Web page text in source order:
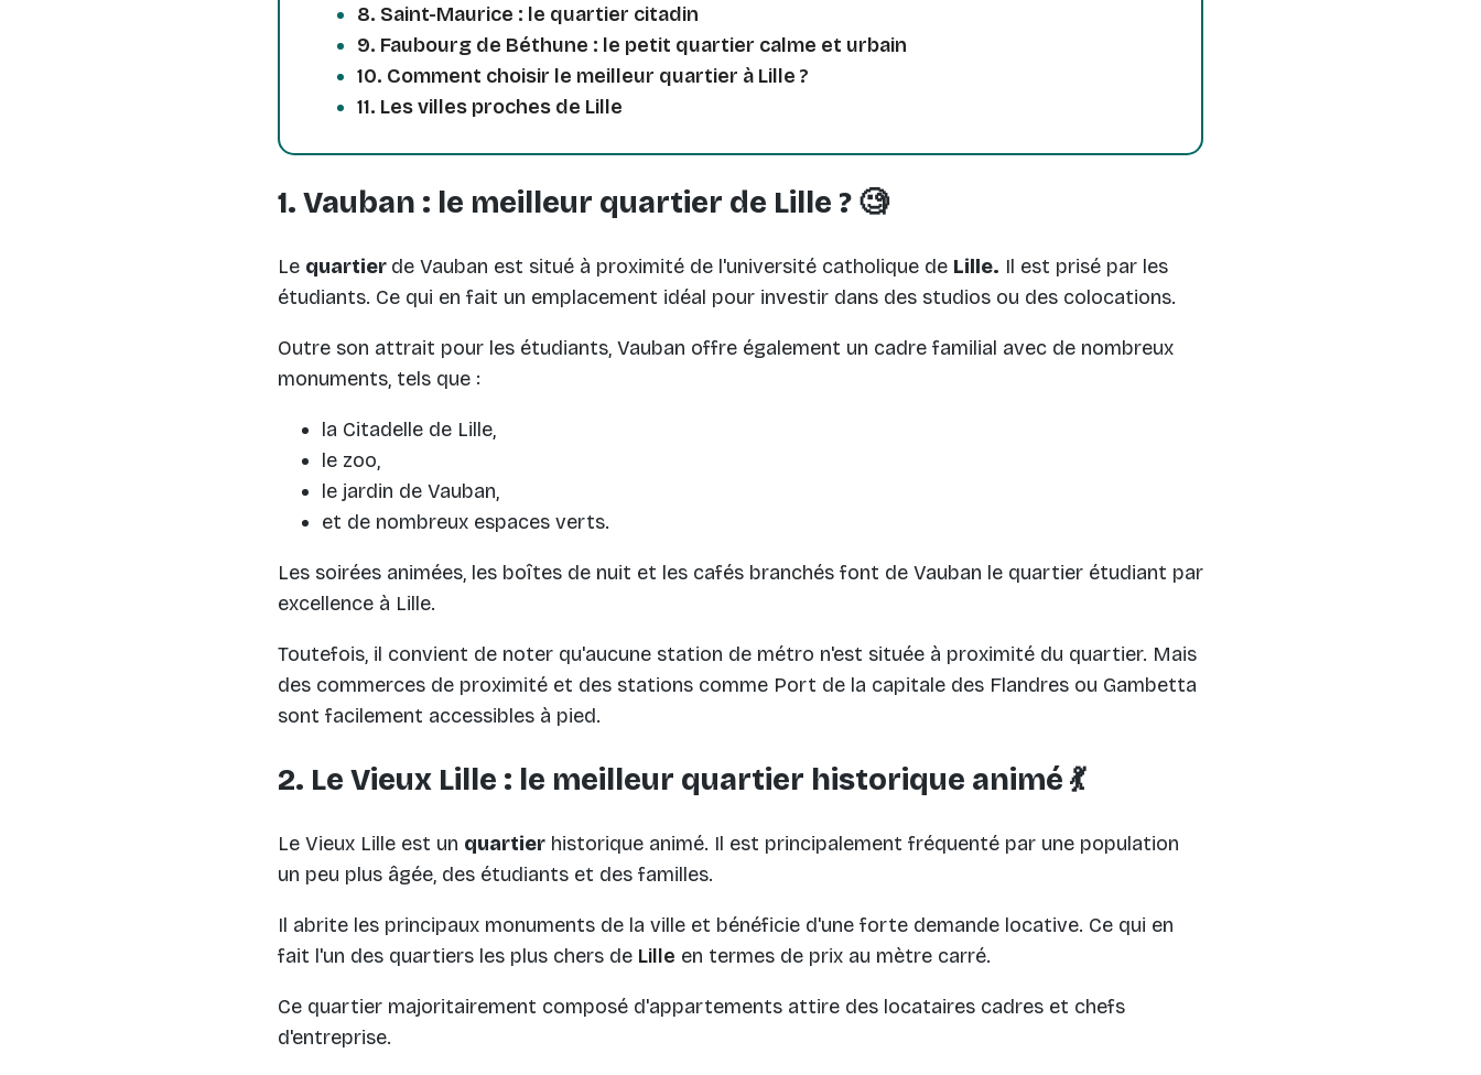
8. Saint-Maurice : le quartier citadin
9. Faubourg de Béthune : le petit quartier calme et urbain
10. Comment choisir le meilleur quartier à Lille ?
11. Les villes proches de Lille
1. Vauban : le meilleur quartier de Lille ? 🧐
Le quartier de Vauban est situé à proximité de l'université catholique de Lille. Il est prisé par les
étudiants. Ce qui en fait un emplacement idéal pour investir dans des studios ou des colocations.
Outre son attrait pour les étudiants, Vauban offre également un cadre familial avec de nombreux
monuments, tels que :
la Citadelle de Lille,
le zoo,
le jardin de Vauban,
et de nombreux espaces verts.
Les soirées animées, les boîtes de nuit et les cafés branchés font de Vauban le quartier étudiant par
excellence à Lille.
Toutefois, il convient de noter qu'aucune station de métro n'est située à proximité du quartier. Mais
des commerces de proximité et des stations comme Port de la capitale des Flandres ou Gambetta
sont facilement accessibles à pied.
2. Le Vieux Lille : le meilleur quartier historique animé 💃
Le Vieux Lille est un quartier historique animé. Il est principalement fréquenté par une population
un peu plus âgée, des étudiants et des familles.
Il abrite les principaux monuments de la ville et bénéficie d'une forte demande locative. Ce qui en
fait l'un des quartiers les plus chers de Lille en termes de prix au mètre carré.
Ce quartier majoritairement composé d'appartements attire des locataires cadres et chefs
d'entreprise.